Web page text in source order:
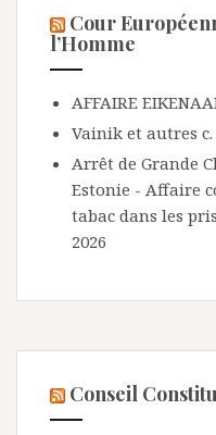
Cour
l’Homme
AFFAIRE
Vainik et autres c.
Arrêt de Grande
Estonie - Affaire
tabac dans les
2026
Conseil